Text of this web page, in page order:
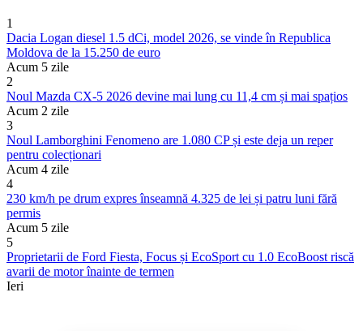
1
Dacia Logan diesel 1.5 dCi, model 2026, se vinde în Republica
Moldova de la 15.250 de euro
Acum 5 zile
2
Noul Mazda CX-5 2026 devine mai lung cu 11,4 cm și mai spațios
Acum 2 zile
3
Noul Lamborghini Fenomeno are 1.080 CP și este deja un reper
pentru colecționari
Acum 4 zile
4
230 km/h pe drum expres înseamnă 4.325 de lei și patru luni fără
permis
Acum 5 zile
5
Proprietarii de Ford Fiesta, Focus și EcoSport cu 1.0 EcoBoost riscă
avarii de motor înainte de termen
Ieri